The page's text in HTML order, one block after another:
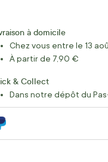
à domicile
Chez vous entre le 13
À partir de 7,90 €
& Collect
Dans notre dépôt du